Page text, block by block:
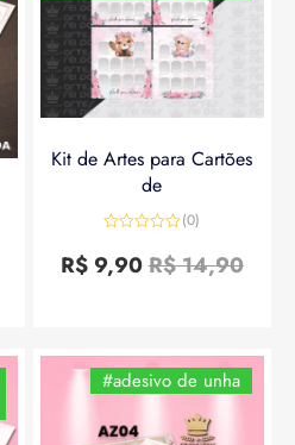
Kit de Artes para Cartões
de
0
de
(0)
R$14,90
R$9,90
#adesivo de unha